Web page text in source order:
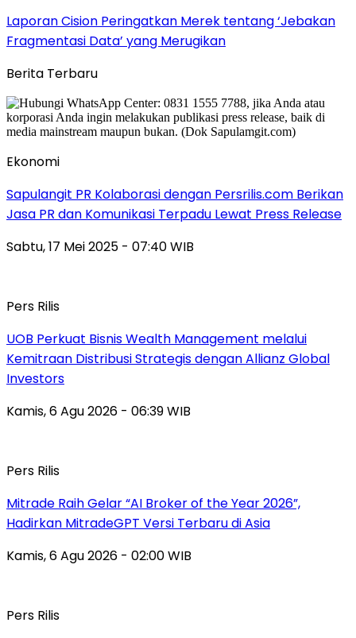
Laporan Cision Peringatkan Merek tentang ‘Jebakan
Fragmentasi Data’ yang Merugikan
Berita Terbaru
Ekonomi
Sapulangit PR Kolaborasi dengan Persrilis.com Berikan
Jasa PR dan Komunikasi Terpadu Lewat Press Release
Sabtu, 17 Mei 2025 - 07:40 WIB
Pers Rilis
UOB Perkuat Bisnis Wealth Management melalui
Kemitraan Distribusi Strategis dengan Allianz Global
Investors
Kamis, 6 Agu 2026 - 06:39 WIB
Pers Rilis
Mitrade Raih Gelar “AI Broker of the Year 2026”,
Hadirkan MitradeGPT Versi Terbaru di Asia
Kamis, 6 Agu 2026 - 02:00 WIB
Pers Rilis